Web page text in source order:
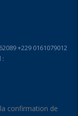
+229 0161079012
:
confirmation de